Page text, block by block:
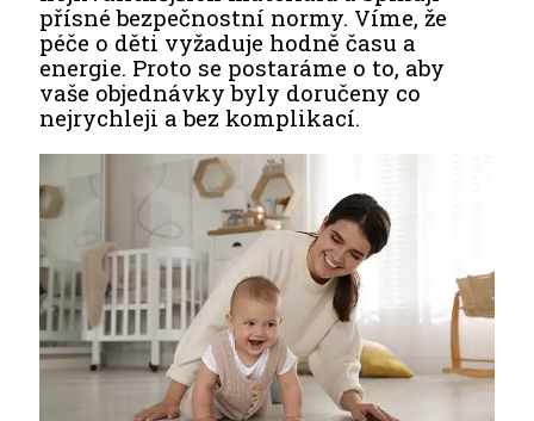
přísné bezpečnostní normy. Víme, že
péče o děti vyžaduje hodně času a
energie. Proto se postaráme o to, aby
vaše objednávky byly doručeny co
nejrychleji a bez komplikací.